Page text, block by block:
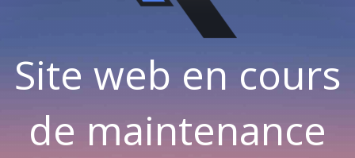
Site web en cours
de maintenance